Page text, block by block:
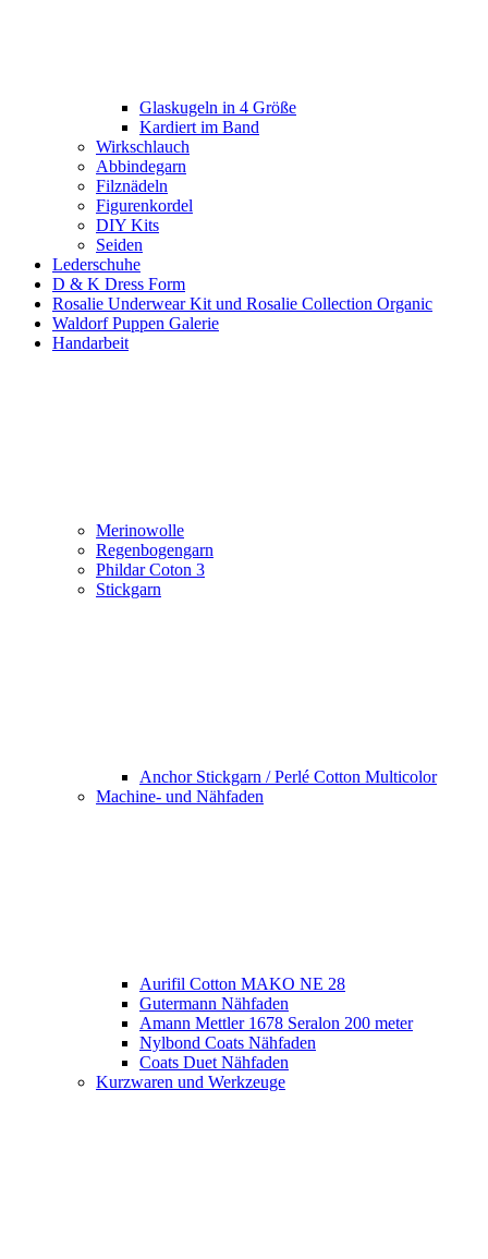
Glaskugeln in 4 Größe
Kardiert im Band
Wirkschlauch
Abbindegarn
Filznädeln
Figurenkordel
DIY Kits
Seiden
Lederschuhe
D & K Dress Form
Rosalie Underwear Kit und Rosalie Collection Organic
Waldorf Puppen Galerie
Handarbeit
Merinowolle
Regenbogengarn
Phildar Coton 3
Stickgarn
Anchor Stickgarn / Perlé Cotton Multicolor
Machine- und Nähfaden
Aurifil Cotton MAKO NE 28
Gutermann Nähfaden
Amann Mettler 1678 Seralon 200 meter
Nylbond Coats Nähfaden
Coats Duet Nähfaden
Kurzwaren und Werkzeuge